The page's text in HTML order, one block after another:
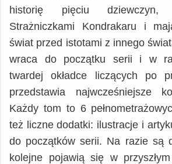
historię pięciu dziewczyn,
Strażniczkami Kondrakaru i
świat przed istotami z innego
wraca do początku serii i w
twardej okładce liczących po
przedstawia najwcześniejsze
Każdy tom to 6
też liczne dodatki: ilustracje i
do początków serii. Na razie są
kolejne pojawią się w